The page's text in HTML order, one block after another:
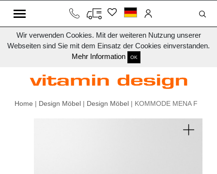
Wir verwenden Cookies. Mit der weiteren Nutzung unserer
Webseiten sind Sie mit dem Einsatz der Cookies einverstanden.
Mehr Information
OK
Home | Design Möbel | Design Möbel | KOMMODE MENA F